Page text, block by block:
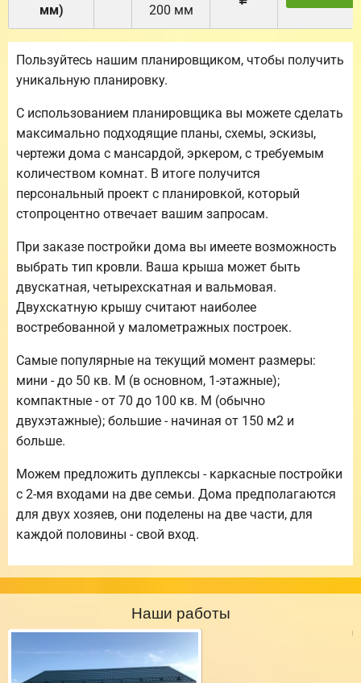
мм)
200 мм
Пользуйтесь нашим планировщиком, чтобы получить
уникальную планировку.
С использованием планировщика вы можете сделать
максимально подходящие планы, схемы, эскизы,
чертежи дома с мансардой, эркером, с требуемым
количеством комнат. В итоге получится
персональный проект с планировкой, который
стопроцентно отвечает вашим запросам.
При заказе постройки дома вы имеете возможность
выбрать тип кровли. Ваша крыша может быть
двускатная, четырехскатная и вальмовая.
Двухскатную крышу считают наиболее
востребованной у малометражных построек.
Самые популярные на текущий момент размеры:
мини - до 50 кв. М (в основном, 1-этажные);
компактные - от 70 до 100 кв. М (обычно
двухэтажные); большие - начиная от 150 м2 и
больше.
Можем предложить дуплексы - каркасные постройки
с 2-мя входами на две семьи. Дома предполагаются
для двух хозяев, они поделены на две части, для
каждой половины - свой вход.
Наши работы